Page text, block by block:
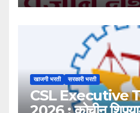
खाजगी भरती सरकारी भरती
CSL Executive